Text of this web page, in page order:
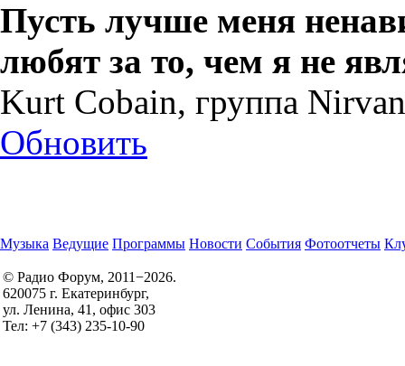
Пусть лучше меня
любят за то, чем я не
Kurt Cobain, группа
Обновить
Музыка Ведущие Программы Новости События Фотоотчеты
© Радио Форум, 2011−2026.
620075 г. Екатеринбург,
ул. Ленина, 41, офис 303
Тел: +7 (343) 235-10-90